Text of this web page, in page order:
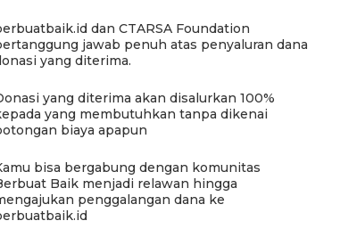
Kakek Uja berpulang secepat itu. Sebab,
penyakit yang dideritanya di saat-saat terakhirnya
merupakan penyakit yang parah dan diperlukan
hanya menderita meriang, batuk dan pilek
Namun, semua yang terjadi pada akhirnya adalah
kehendak-Nya.
Foto:berbuatbaik
sih sakitnya ga terlalu parah dan kita pikir
sampe tutup usia karena memang hanya
dan CTARSA Foundation
jawab penuh atas penyaluran dana
yang diterima.
yang diterima akan disalurkan 100%
yang membutuhkan tanpa dikenai
biaya apapun
bisa bergabung dengan komunitas
Baik menjadi relawan hingga
penggalangan dana ke